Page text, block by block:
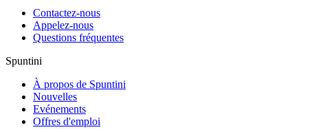
Contactez-nous
Appelez-nous
Questions fréquentes
Spuntini
À propos de Spuntini
Nouvelles
Evénements
Offres d'emploi